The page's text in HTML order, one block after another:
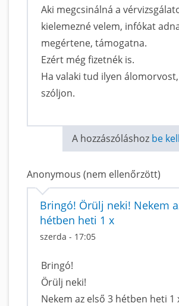
Aki megcsinálná a
kielemezné velem, infókat
megértene, támogatna.
Ezért még fizetnék is.
Ha valaki tud ilyen
szóljon.
A hozzászóláshoz be
Anonymous (nem ellenőrzött)
Bringó! Örülj neki! Nekem
hétben heti 1 x
szerda - 17:05
Bringó!
Örülj neki!
Nekem az első 3 hétben heti 1